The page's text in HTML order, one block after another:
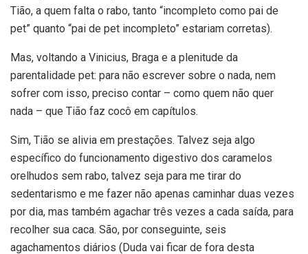
Tião, a quem falta o rabo, tanto “incompleto como pai de
pet” quanto “pai de pet incompleto” estariam corretas).
Mas, voltando a Vinicius, Braga e a plenitude da
parentalidade pet: para não escrever sobre o nada, nem
sofrer com isso, preciso contar – como quem não quer
nada – que Tião faz cocô em capítulos.
Sim, Tião se alivia em prestações. Talvez seja algo
específico do funcionamento digestivo dos caramelos
orelhudos sem rabo, talvez seja para me tirar do
sedentarismo e me fazer não apenas caminhar duas vezes
por dia, mas também agachar três vezes a cada saída, para
recolher sua caca. São, por conseguinte, seis
agachamentos diários (Duda vai ficar de fora desta